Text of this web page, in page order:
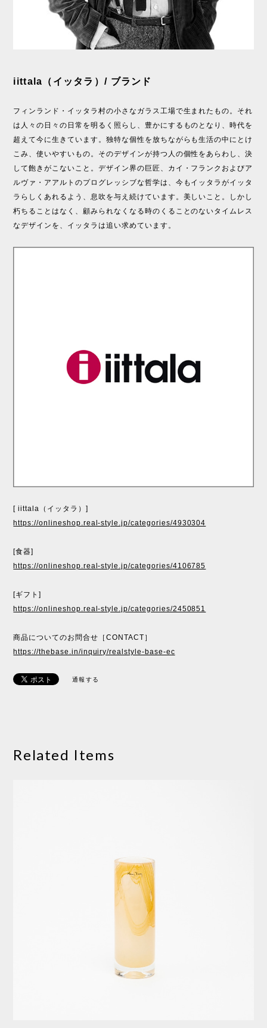
iittala（イッタラ）/ ブランド
フィンランド・イッタラ村の小さなガラス工場で生まれたもの。それ
は人々の日々の日常を明るく照らし、豊かにするものとなり、時代を
超えて今に生きています。独特な個性を放ちながらも生活の中にとけ
こみ、使いやすいもの。そのデザインが持つ人の個性をあらわし、決
して飽きがこないこと。デザイン界の巨匠、カイ・フランクおよびア
ルヴァ・アアルトのプログレッシブな哲学は、今もイッタラがイッタ
ラらしくあれるよう、息吹を与え続けています。美しいこと。しかし
朽ちることはなく、顧みられなくなる時のくることのないタイムレス
なデザインを、イッタラは追い求めています。
[ iittala（イッタラ）]
https://onlineshop.real-style.jp/categories/4930304
[食器]
https://onlineshop.real-style.jp/categories/4106785
[ギフト]
https://onlineshop.real-style.jp/categories/2450851
商品についてのお問合せ［CONTACT］
https://thebase.in/inquiry/realstyle-base-ec
通報する
Related Items